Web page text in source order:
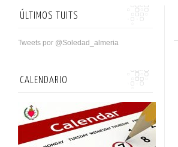
ÚLTIMOS TUITS
Tweets por @Soledad_almeria
CALENDARIO